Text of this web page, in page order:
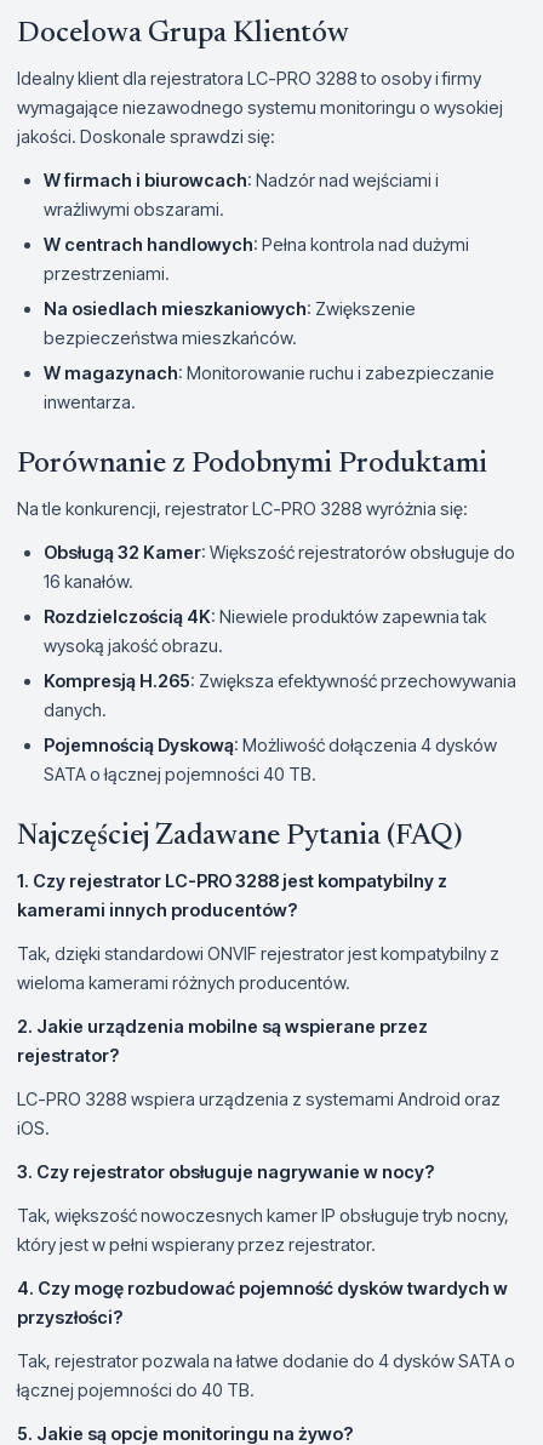
Docelowa Grupa Klientów
Idealny klient dla rejestratora LC-PRO 3288 to osoby i firmy
wymagające niezawodnego systemu monitoringu o wysokiej
jakości. Doskonale sprawdzi się:
W firmach i biurowcach: Nadzór nad wejściami i
wrażliwymi obszarami.
W centrach handlowych: Pełna kontrola nad dużymi
przestrzeniami.
Na osiedlach mieszkaniowych: Zwiększenie
bezpieczeństwa mieszkańców.
W magazynach: Monitorowanie ruchu i zabezpieczanie
inwentarza.
Porównanie z Podobnymi Produktami
Na tle konkurencji, rejestrator LC-PRO 3288 wyróżnia się:
Obsługą 32 Kamer: Większość rejestratorów obsługuje do
16 kanałów.
Rozdzielczością 4K: Niewiele produktów zapewnia tak
wysoką jakość obrazu.
Kompresją H.265: Zwiększa efektywność przechowywania
danych.
Pojemnością Dyskową: Możliwość dołączenia 4 dysków
SATA o łącznej pojemności 40 TB.
Najczęściej Zadawane Pytania (FAQ)
1. Czy rejestrator LC-PRO 3288 jest kompatybilny z
kamerami innych producentów?
Tak, dzięki standardowi ONVIF rejestrator jest kompatybilny z
wieloma kamerami różnych producentów.
2. Jakie urządzenia mobilne są wspierane przez
rejestrator?
LC-PRO 3288 wspiera urządzenia z systemami Android oraz
iOS.
3. Czy rejestrator obsługuje nagrywanie w nocy?
Tak, większość nowoczesnych kamer IP obsługuje tryb nocny,
który jest w pełni wspierany przez rejestrator.
4. Czy mogę rozbudować pojemność dysków twardych w
przyszłości?
Tak, rejestrator pozwala na łatwe dodanie do 4 dysków SATA o
łącznej pojemności do 40 TB.
5. Jakie są opcje monitoringu na żywo?